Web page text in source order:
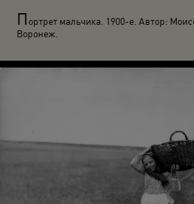
Портрет мальчика. 1900-е. Автор:
Воронеж.